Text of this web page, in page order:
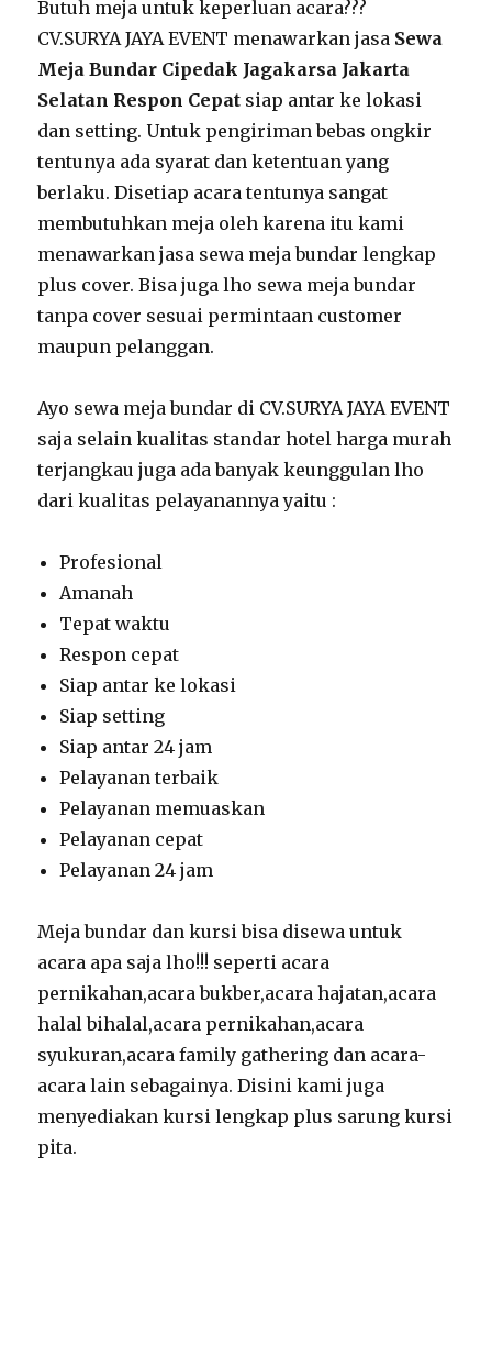
Butuh meja untuk keperluan acara???
CV.SURYA JAYA EVENT menawarkan jasa Sewa
Meja Bundar Cipedak Jagakarsa Jakarta
Selatan Respon Cepat siap antar ke lokasi
dan setting. Untuk pengiriman bebas ongkir
tentunya ada syarat dan ketentuan yang
berlaku. Disetiap acara tentunya sangat
membutuhkan meja oleh karena itu kami
menawarkan jasa sewa meja bundar lengkap
plus cover. Bisa juga lho sewa meja bundar
tanpa cover sesuai permintaan customer
maupun pelanggan.
Ayo sewa meja bundar di CV.SURYA JAYA EVENT
saja selain kualitas standar hotel harga murah
terjangkau juga ada banyak keunggulan lho
dari kualitas pelayanannya yaitu :
Profesional
Amanah
Tepat waktu
Respon cepat
Siap antar ke lokasi
Siap setting
Siap antar 24 jam
Pelayanan terbaik
Pelayanan memuaskan
Pelayanan cepat
Pelayanan 24 jam
Meja bundar dan kursi bisa disewa untuk
acara apa saja lho!!! seperti acara
pernikahan,acara bukber,acara hajatan,acara
halal bihalal,acara pernikahan,acara
syukuran,acara family gathering dan acara-
acara lain sebagainya. Disini kami juga
menyediakan kursi lengkap plus sarung kursi
pita.